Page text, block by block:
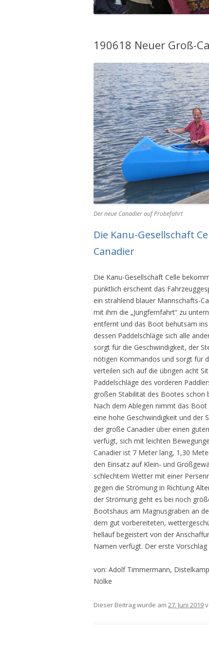
190618 Neuer Groß-
Der neue Canadier auf Probefahrt
Die Kanu-Gesellschaft
Canadier
Die Kanu-Gesellschaft Celle
pünktlich erscheint das
ein strahlend blauer Mannschafts-
mit ihm die „Jungfernfahrt“ zu
entfernt und das Boot behutsam ins
dessen Paddelschläge sich alle
sorgt für die Geschwindigkeit, der
nötigen Kommandos und sorgt für
verteilen sich auf die übrigen acht
Paddelschläge des vorderen
großen Stabilität des Bootes schon
Nach dem Ablegen nimmt das
eine hohe Geschwindigkeit und der
der große Canadier über einen
verfügt, sich mit leichten
Canadier ist 7 Meter lang, 1,30
den Einsatz auf Klein- und
schlechtem Wetter mit einer
gegen die Strömung in Richtung
der Strömung geht es bei noch
Bootshaus am Magnusgraben an
dem gut vorbereiteten,
hellauf begeistert von der
Namen verfügt. Der erste Vorschlag
von: Adolf Timmermann,
Nölke
Dieser Beitrag wurde am 27. Juni 2019